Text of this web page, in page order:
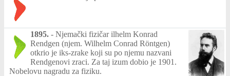
1895. - Njemački fizičar ilhelm Konrad
Rendgen (njem. Wilhelm Conrad Röntgen)
otkrio je iks-zrake koji su po njemu nazvani
Rendgenovi zraci. Za taj izum dobio je 1901.
Nobelovu nagradu za fiziku.